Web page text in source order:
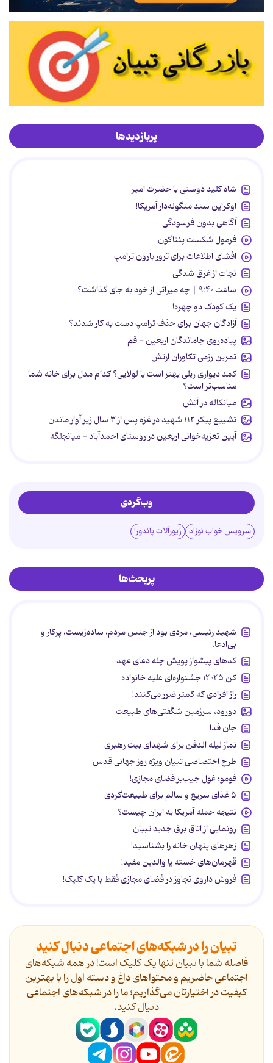
پربازدیدها
شاه کلید دوستی با حضرت امیر
اوکراین سند منگوله‌دار آمریکا!
آگاهی بدون فرسودگی
فرمول شکست پنتاگون
افشای اطلاعات برای ترور بارون ترامپ
نجات از غرق شدگی
ساعت ۹:۴۰ | چه میراثی از خود به جای گذاشت؟
یک کودک دو چهره!
آزادگان جهان برای حذف ترامپ دست به کار شدند؟
پیاده‌روی جاماندگان اربعین - قم
تمرین رزمی تکاوران ارتش
کمد دیواری ریلی بهتر است یا لولایی؟ کدام مدل برای خانه شما
مناسب‌تر است؟
میانکاله در آتش
تشییع پیکر ۱۱۲ شهید در غزه پس از ۳ سال زیر آوار ماندن
آیین تعزیه‌خوانی اربعین در روستای احمدآباد - میانجلگه
وب‌گردی
سرویس خواب نوزاد زیورآلات پاندورا
پربحث‌ها
شهید رئیسی، مردی بود از جنس مردم، ساده‌زیست، پرکار و
بی‌ادعا.
کدهای پیشواز پویش چله دعای عهد
کن ۲۰۲۵؛ جشنواره‌ای علیه خانواده
راز افرادی که کمتر ضرر می‌کنند!
دورود، سرزمین شگفتی‌های طبیعت
جان فدا
نماز لیله الدفن برای شهدای بیت رهبری
طرح اختصاصی تبیان ویژه روز جهانی قدس
فومو؛ غول جیب‌بر فضای مجازی!
۵ غذای سریع و سالم برای طبیعت‌گردی
نتیجه حمله آمریکا به ایران چیست؟
رونمایی از اتاق برق جدید تبیان
زهرهای پنهان خانه را بشناسید!
قهرمان‌های خسته یا والدین مفید!
فروش داروی تجاوز در فضای مجازی فقط با یک کلیک!
تبیان را در شبکه‌های اجتماعی دنبال کنید
فاصله شما با تبیان تنها یک کلیک است! در همه شبکه‌های
اجتماعی حاضریم و محتواهای داغ و دسته اول را با بهترین
کیفیت در اختیارتان می‌گذاریم؛ ما را در شبکه‌های اجتماعی
دنیال کنید.